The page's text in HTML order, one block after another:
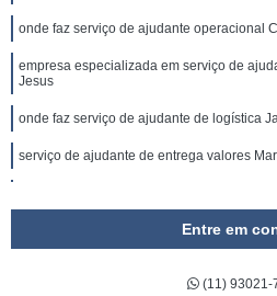
onde faz serviço de ajudante operacional
empresa especializada em serviço de
Jesus
onde faz serviço de ajudante de logística
serviço de ajudante de entrega valores
serviço de ajudante de entrega Volta
Entre em
(11) 93021-